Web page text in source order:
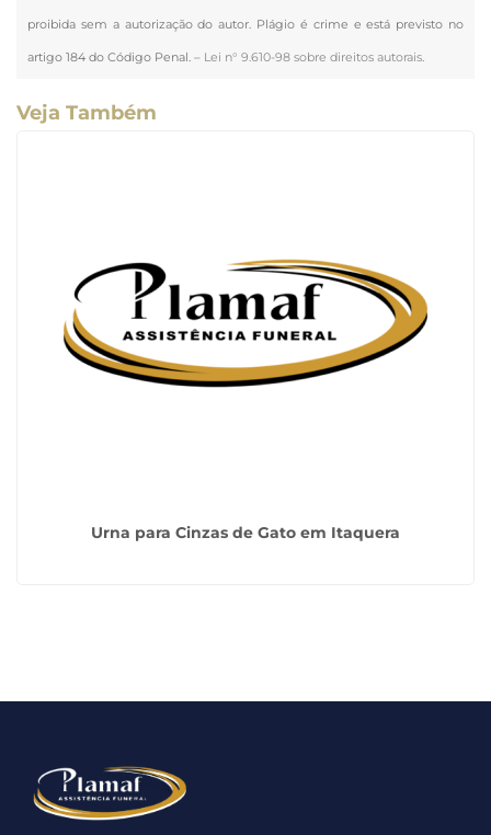
proibida sem a autorização do autor. Plágio é crime e está previsto no
artigo 184 do Código Penal. – Lei n° 9.610-98 sobre direitos autorais.
Veja Também
Urna para Cinzas de Gato em Itaquera